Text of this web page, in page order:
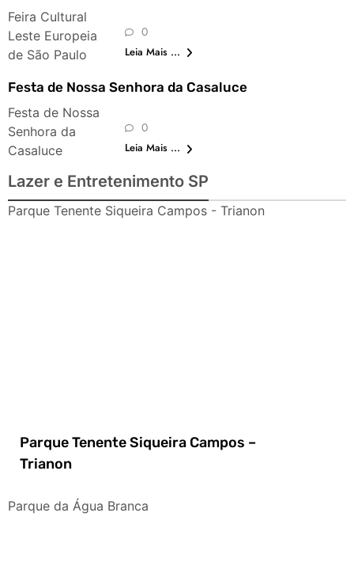
Feira Cultural
Leste Europeia
de São Paulo
0
Leia Mais ...
Festa de Nossa Senhora da Casaluce
Festa de Nossa
Senhora da
Casaluce
0
Leia Mais ...
Lazer e Entretenimento SP
Parque Tenente Siqueira Campos - Trianon
Parque Tenente Siqueira Campos –
Trianon
Parque da Água Branca